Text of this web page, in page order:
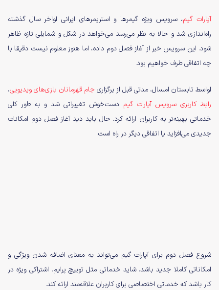
آپارات گیم، سرویس ویژه گیمرها و استریمرهای ایرانی اواخر سال گذشته
راه‌اندازی شد و حالا به نظر می‌رسد می‌خواهد در شکل و شمایلی تازه ظاهر
شود. این سرویس خبر از آغاز فصل دوم داده، اما هنوز معلوم نیست دقیقا با
چه اتفاقی طرف خواهیم بود.
اواسط تابستان امسال، مدتی قبل از برگزاری جام قهرمانان بازی‌های ویدیویی،
رابط کاربری سرویس آپارات گیم دست‌خوش تغییراتی شد و به طور کلی
خدماتی بهینه‌تر به کاربران ارائه کرد. حال باید دید آغاز فصل دوم امکانات
جدیدی می‌افزاید یا اتفاقی دیگر در راه است.
شروع فصل دوم برای آپارات گیم می‌تواند به معنای اضافه شدن ویژگی و
امکاناتی کاملا جدید باشد. شاید خدماتی مثل توییچ پرایم، اشتراکی ویژه در
کار باشد که خدماتی اختصاصی برای کاربران علاقه‌مند ارائه کند.